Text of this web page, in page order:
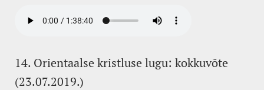
14. Orientaalse kristluse lugu: kokkuvõte
(23.07.2019.)